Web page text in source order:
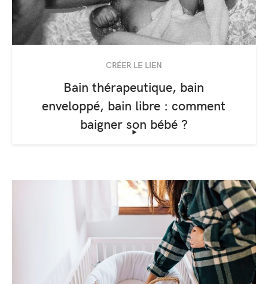
CRÉER LE LIEN
Bain thérapeutique, bain
enveloppé, bain libre : comment
baigner son bébé ?
‣